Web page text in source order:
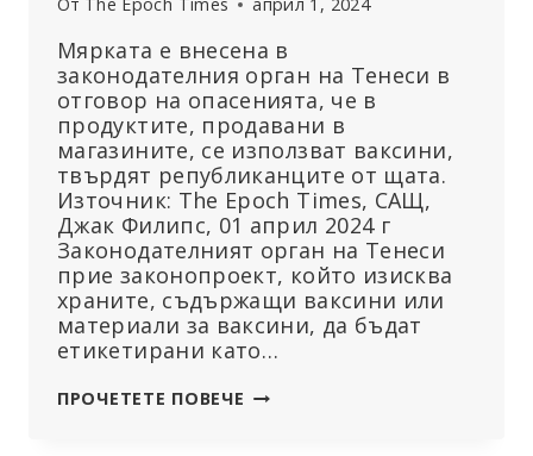
Мярката е внесена в
законодателния орган на Тенеси в
отговор на опасенията, че в
продуктите, продавани в
магазините, се използват ваксини,
твърдят републиканците от щата.
Източник: The Epoch Times, САЩ,
Джак Филипс, 01 април 2024 г
Законодателният орган на Тенеси
прие законопроект, който изисква
храните, съдържащи ваксини или
материали за ваксини, да бъдат
етикетирани като…
ПРОЧЕТЕТЕ ПОВЕЧЕ СЕНАТЪТ